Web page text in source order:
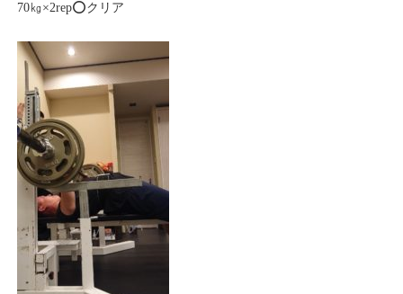
70㎏×2rep⭕クリア